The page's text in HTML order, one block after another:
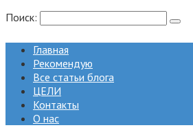
Поиск:
Главная
Рекомендую
Все статьи блога
ЦЕЛИ
Контакты
О нас